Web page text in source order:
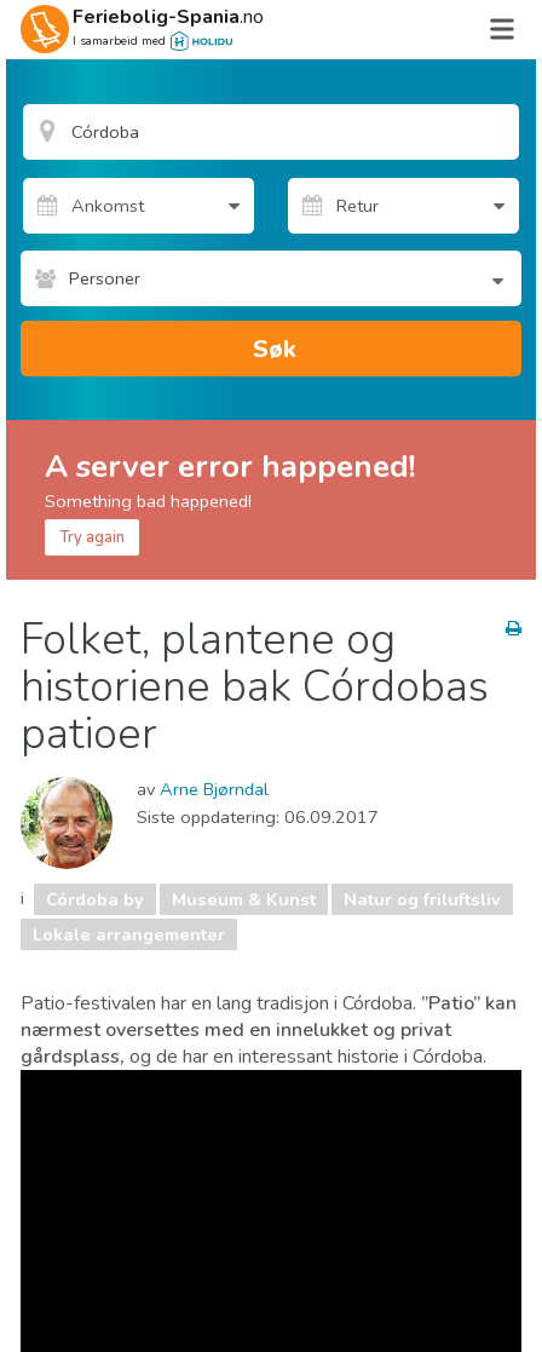
Feriebolig-Spania.no
I samarbeid med
Personer
Søk
A server error happened!
Something bad happened!
Try again
Lokale arrangementer
Museum & Kunst
Natur og friluftsliv
Folket, plantene og
historiene bak Córdobas
patioer
av Arne Bjørndal
Siste oppdatering: 06.09.2017
i Córdoba by Museum & Kunst
Natur og friluftsliv
Lokale arrangementer
Patio-festivalen har en lang tradisjon i Córdoba. ”Patio” kan
nærmest oversettes med en innelukket og privat
gårdsplass, og de har en interessant historie i Córdoba.